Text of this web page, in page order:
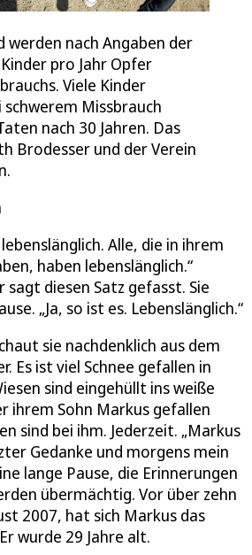
werden nach Angaben der
pro Jahr Opfer
Viele Kinder
schwerem Missbrauch
nach 30 Jahren. Das
Brodesser und der Verein
Alle, die in ihrem
haben lebenslänglich.“
sagt diesen Satz gefasst. Sie
„Ja, so ist es. Lebenslänglich.“
sie nachdenklich aus dem
Es ist viel Schnee gefallen in
sind eingehüllt ins weiße
ihrem Sohn Markus gefallen
sind bei ihm. Jederzeit. „Markus
Gedanke und morgens mein
lange Pause, die Erinnerungen
übermächtig. Vor über zehn
2007, hat sich Markus das
wurde 29 Jahre alt.